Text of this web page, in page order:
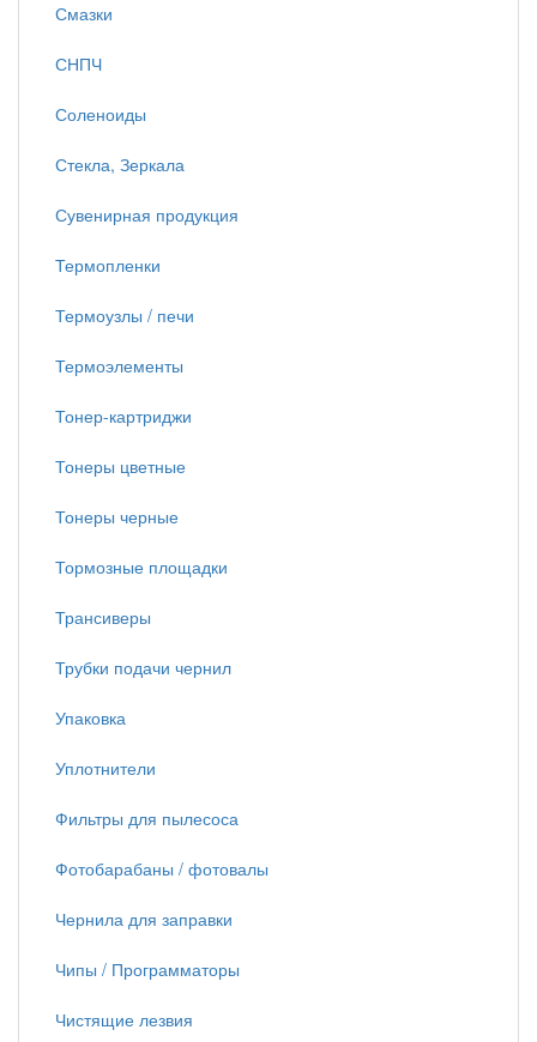
Смазки
СНПЧ
Соленоиды
Стекла, Зеркала
Сувенирная продукция
Термопленки
Термоузлы / печи
Термоэлементы
Тонер-картриджи
Тонеры цветные
Тонеры черные
Тормозные площадки
Трансиверы
Трубки подачи чернил
Упаковка
Уплотнители
Фильтры для пылесоса
Фотобарабаны / фотовалы
Чернила для заправки
Чипы / Программаторы
Чистящие лезвия